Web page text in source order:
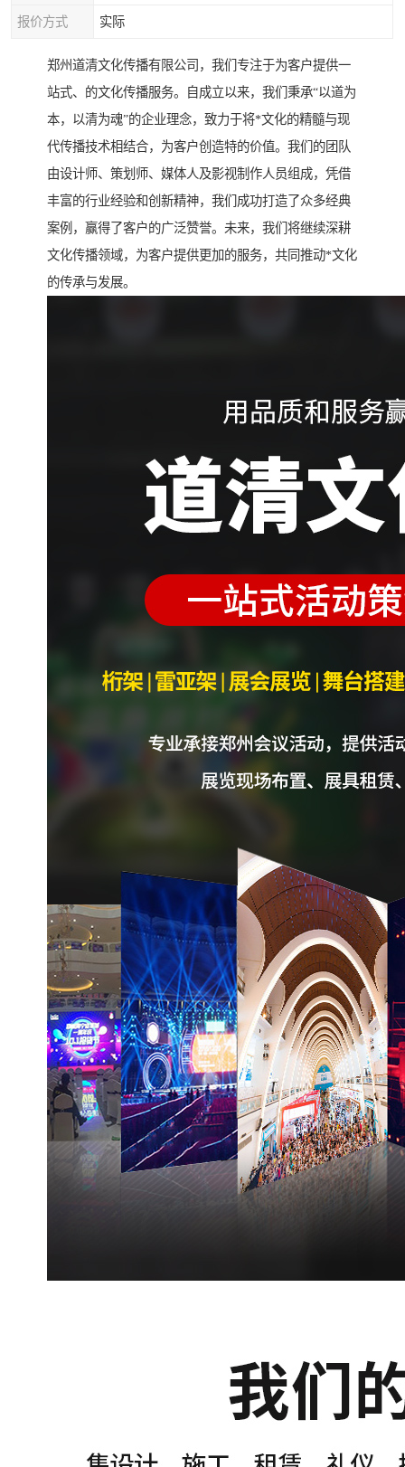
报价方式 实际
郑州道清文化传播有限公司，我们专注于为客户提供一
站式、的文化传播服务。自成立以来，我们秉承“以道为
本，以清为魂”的企业理念，致力于将*文化的精髓与现
代传播技术相结合，为客户创造特的价值。我们的团队
由设计师、策划师、媒体人及影视制作人员组成，凭借
丰富的行业经验和创新精神，我们成功打造了众多经典
案例，赢得了客户的广泛赞誉。未来，我们将继续深耕
文化传播领域，为客户提供更加的服务，共同推动*文化
的传承与发展。